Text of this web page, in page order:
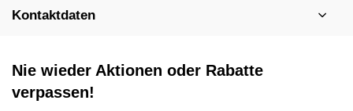
Kontaktdaten
Nie wieder Aktionen oder Rabatte
verpassen!